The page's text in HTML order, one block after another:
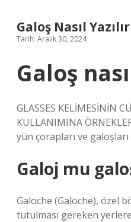
Galoş Nasıl
Tarih: Aralık 30, 2024
Galoş
GLASSES KELİMESİNİN
KULLANIMINA
yün çorapları ve galoşları
Galoj mu
Galoche (Galoche), özel
tutulması gereken